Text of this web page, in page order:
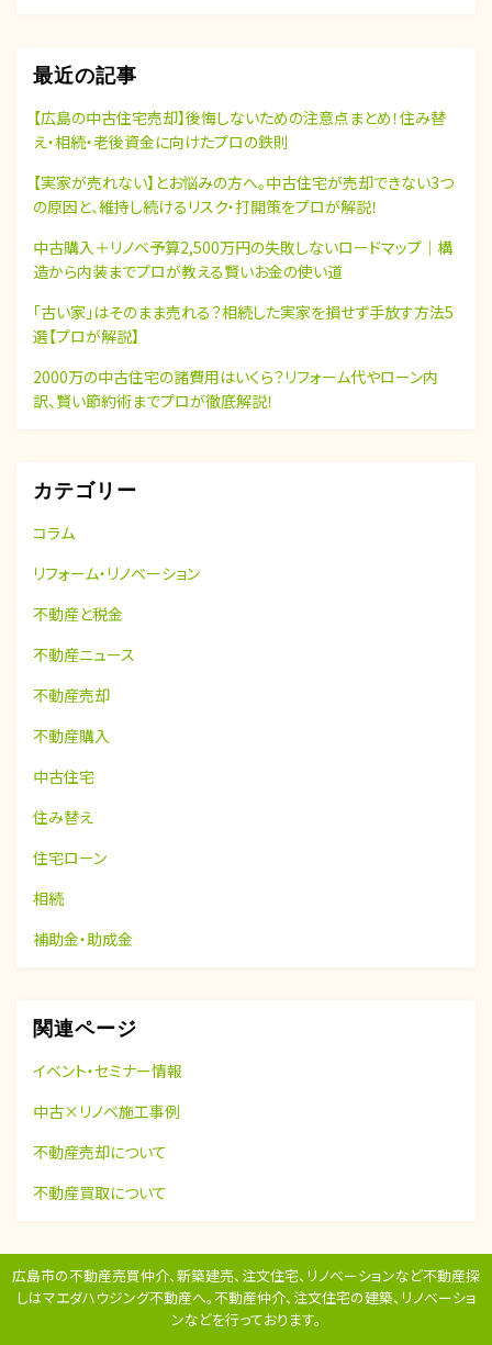
最近の記事
【広島の中古住宅売却】後悔しないための注意点まとめ！住み替
え・相続・老後資金に向けたプロの鉄則
【実家が売れない】とお悩みの方へ。中古住宅が売却できない3つ
の原因と、維持し続けるリスク・打開策をプロが解説！
中古購入＋リノベ予算2,500万円の失敗しないロードマップ｜構
造から内装までプロが教える賢いお金の使い道
「古い家」はそのまま売れる？相続した実家を損せず手放す方法5
選【プロが解説】
2000万の中古住宅の諸費用はいくら？リフォーム代やローン内
訳、賢い節約術までプロが徹底解説！
カテゴリー
コラム
リフォーム・リノベーション
不動産と税金
不動産ニュース
不動産売却
不動産購入
中古住宅
住み替え
住宅ローン
相続
補助金・助成金
関連ページ
イベント・セミナー情報
中古×リノベ施工事例
不動産売却について
不動産買取について
広島市の不動産売買仲介、新築建売、注文住宅、リノベーションなど不動産探
しはマエダハウジング不動産へ。不動産仲介、注文住宅の建築、リノベーショ
ンなどを行っております。